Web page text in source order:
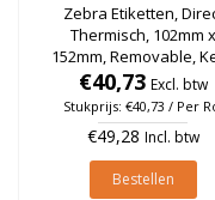
Zebra Etiketten,
Thermisch, 102mm x
152mm, Removable,
25mm, Geel, rol à 475
€40,73 Excl. btw
Stukprijs: €40,73 / Per
€49,28 Incl. btw
Bestellen